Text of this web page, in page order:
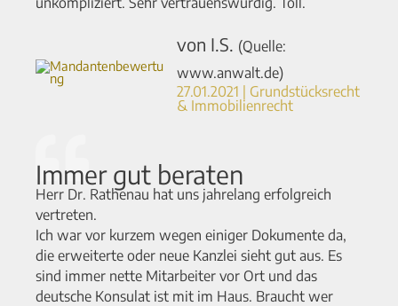
von I.S. (Quelle:
www.anwalt.de)
27.01.2021 | Grundstücksrecht
& Immobilienrecht
Immer gut beraten
Herr Dr. Rathenau hat uns jahrelang erfolgreich
vertreten.
Ich war vor kurzem wegen einiger Dokumente da,
die erweiterte oder neue Kanzlei sieht gut aus. Es
sind immer nette Mitarbeiter vor Ort und das
deutsche Konsulat ist mit im Haus. Braucht wer